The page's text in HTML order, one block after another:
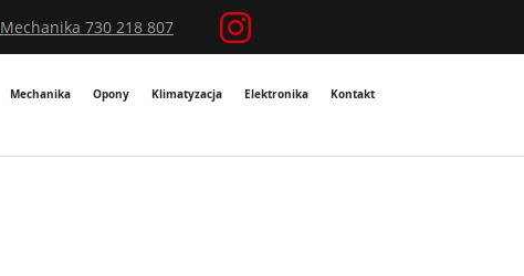
Mechanika 730 218 807
Mechanika Opony Klimatyzacja Elektronika Kontakt